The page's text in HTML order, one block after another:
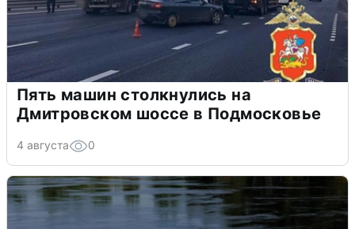
Пять машин столкнулись на
Дмитровском шоссе в Подмосковье
4 августа 0